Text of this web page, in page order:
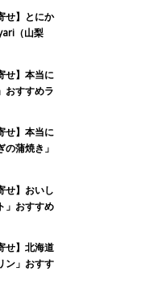
せ】とにか
（山梨
せ】本当に
おすすめラ
せ】本当に
蒲焼き」
せ】おいし
」おすすめ
せ】北海道
ン」おすす